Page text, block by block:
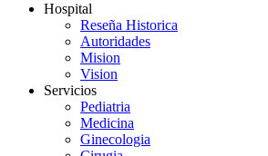
Hospital
Reseña Historica
Autoridades
Mision
Vision
Servicios
Pediatria
Medicina
Ginecologia